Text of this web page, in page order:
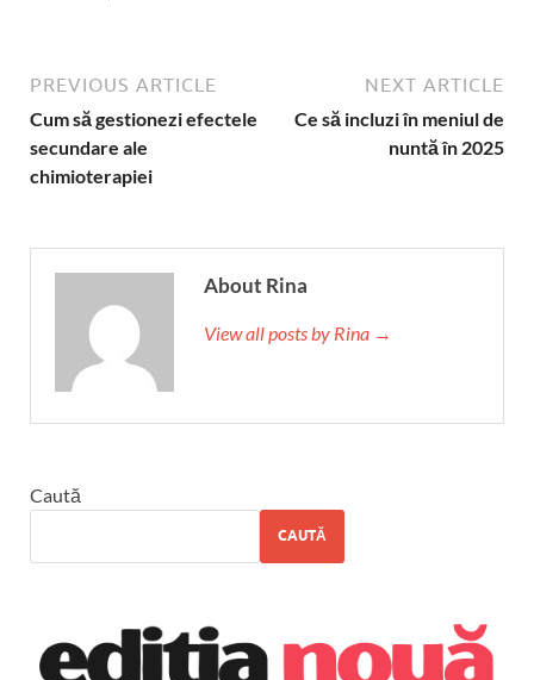
PREVIOUS ARTICLE
Cum să gestionezi efectele
secundare ale
chimioterapiei
NEXT ARTICLE
Ce să incluzi în meniul de
nuntă în 2025
About Rina
View all posts by Rina →
Caută
CAUTĂ